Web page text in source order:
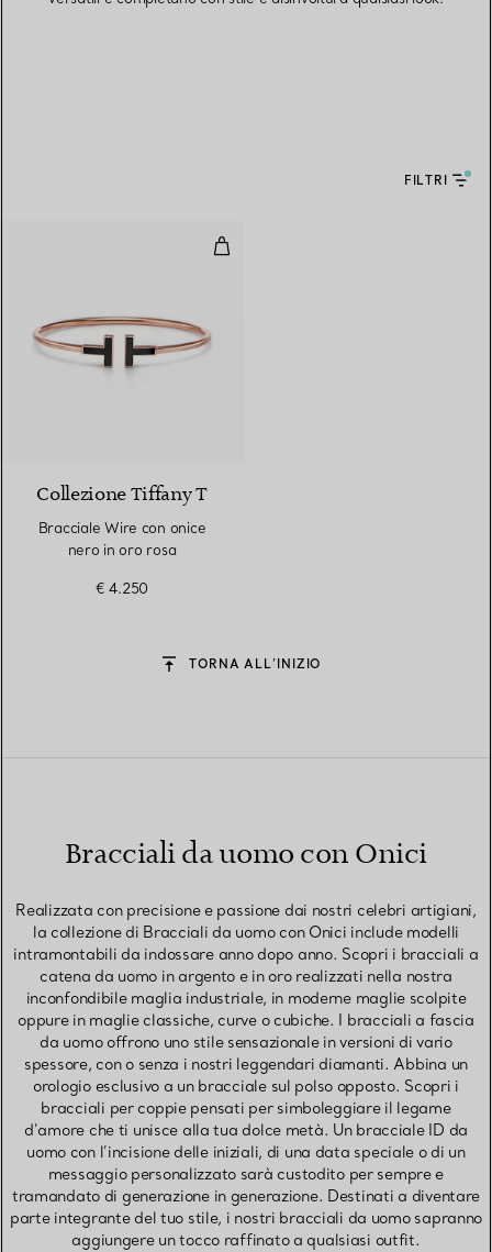
FILTRI
Bracciale Wire con onice nero in
Collezione Tiffany T
Bracciale Wire con onice
nero in oro rosa
€ 4.250
TORNA ALL’INIZIO
Bracciali da uomo con Onici
Realizzata con precisione e passione dai nostri celebri artigiani,
la collezione di Bracciali da uomo con Onici include modelli
intramontabili da indossare anno dopo anno. Scopri i bracciali a
catena da uomo in argento e in oro realizzati nella nostra
inconfondibile maglia industriale, in moderne maglie scolpite
oppure in maglie classiche, curve o cubiche. I bracciali a fascia
da uomo offrono uno stile sensazionale in versioni di vario
spessore, con o senza i nostri leggendari diamanti. Abbina un
orologio esclusivo a un bracciale sul polso opposto. Scopri i
bracciali per coppie pensati per simboleggiare il legame
d’amore che ti unisce alla tua dolce metà. Un bracciale ID da
uomo con l’incisione delle iniziali, di una data speciale o di un
messaggio personalizzato sarà custodito per sempre e
tramandato di generazione in generazione. Destinati a diventare
parte integrante del tuo stile, i nostri bracciali da uomo sapranno
aggiungere un tocco raffinato a qualsiasi outfit.